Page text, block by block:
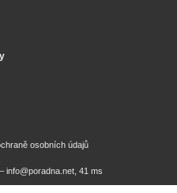
osobních údajů
info@poradna.net, 41 ms